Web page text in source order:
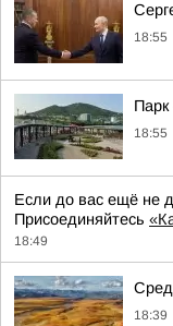
18:55
Парк
18:55
Если до вас ещё не
Присоединяйтесь
18:49
18:39